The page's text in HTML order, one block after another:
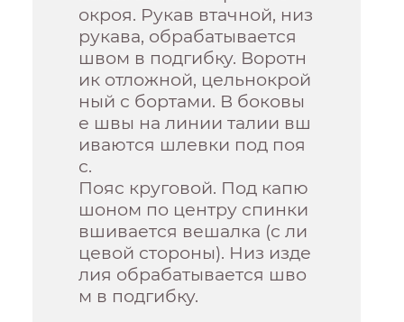
окроя. Рукав втачной, низ
рукава, обрабатывается
швом в подгибку. Воротн
ик отложной, цельнокрой
ный с бортами. В боковы
е швы на линии талии вш
иваются шлевки под поя
с.
Пояс круговой. Под капю
шоном по центру спинки
вшивается вешалка (с ли
цевой стороны). Низ изде
лия обрабатывается шво
м в подгибку.